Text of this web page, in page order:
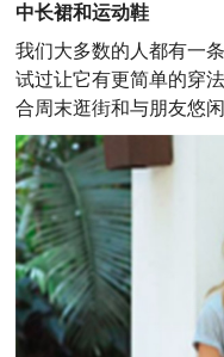
中长裙和运动鞋
我们大多数的人都有一
试过让它有更简单的穿
合周末逛街和与朋友悠闲